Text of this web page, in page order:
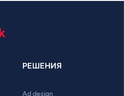
РЕШЕНИЯ
Ad design